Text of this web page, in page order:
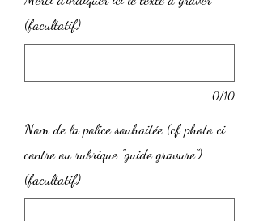
(facultatif)
0/10
Nom de la police souhaitée (cf photo ci
contre ou rubrique "guide gravure")
(facultatif)